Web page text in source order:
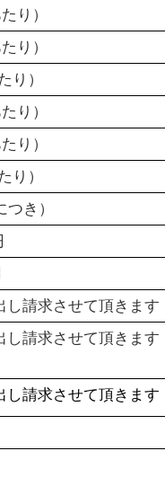
り）
り）
り）
り）
り）
り）
つき）
し請求させて頂きます
し請求させて頂きます
し請求させて頂きます